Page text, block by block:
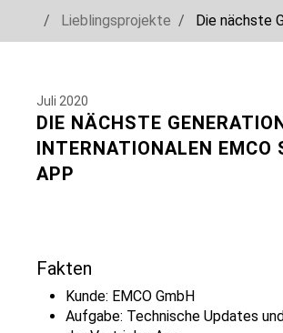
Lieblingsprojekte
Die nächste Generation der
Juli 2020
DIE NÄCHSTE
INTERNATIONALEN EMCO
APP
Fakten
Kunde: EMCO GmbH
Aufgabe: Technische Updates